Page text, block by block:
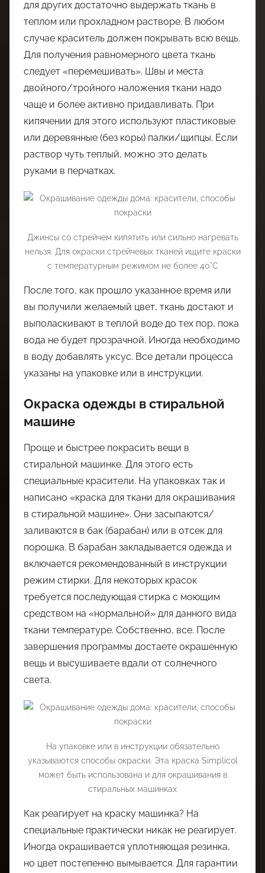
для других достаточно выдержать ткань в
теплом или прохладном растворе. В любом
случае краситель должен покрывать всю вещь.
Для получения равномерного цвета ткань
следует «перемешивать». Швы и места
двойного/тройного наложения ткани надо
чаще и более активно придавливать. При
кипячении для этого используют пластиковые
или деревянные (без коры) палки/щипцы. Если
раствор чуть теплый, можно это делать
руками в перчатках.
Джинсы со стрейчем кипятить или сильно нагревать
нельзя. Для окраски стрейчевых тканей ищите краски
с температурным режимом не более 40°C
После того, как прошло указанное время или
вы получили желаемый цвет, ткань достают и
выполаскивают в теплой воде до тех пор, пока
вода не будет прозрачной. Иногда необходимо
в воду добавлять уксус. Все детали процесса
указаны на упаковке или в инструкции.
Окраска одежды в стиральной
машине
Проще и быстрее покрасить вещи в
стиральной машинке. Для этого есть
специальные красители. На упаковках так и
написано «краска для ткани для окрашивания
в стиральной машине». Они засыпаются/
заливаются в бак (барабан) или в отсек для
порошка. В барабан закладывается одежда и
включается рекомендованный в инструкции
режим стирки. Для некоторых красок
требуется последующая стирка с моющим
средством на «нормальной» для данного вида
ткани температуре. Собственно, все. После
завершения программы достаете окрашенную
вещь и высушиваете вдали от солнечного
света.
На упаковке или в инструкции обязательно
указываются способы окраски. Эта краска Simplicol
может быть использована и для окрашивания в
стиральных машинках
Как реагирует на краску машинка? На
специальные практически никак не реагирует.
Иногда окрашивается уплотняющая резинка,
но цвет постепенно вымывается. Для гарантии